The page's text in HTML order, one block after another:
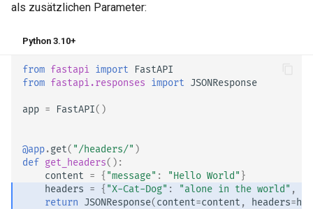
Pfadoperation-Konfiguration
JSON-kompatibler Encoder
Body – Aktualisierungen
Abhängigkeiten
Sicherheit
Middleware
als zusätzlichen Parameter:
Python 3.10+
from fastapi import
FastAPI
from fastapi.responses import JSONResponse
app = FastAPI()
@app.get( "/headers/" )
def get_headers():
content = { "message" : "Hello World" }
headers = { "X-Cat-Dog" : "alone in the world" ,
return JSONResponse(content=content , headers=